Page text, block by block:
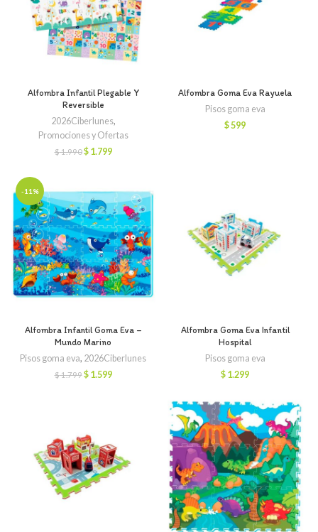
Alfombra Infantil Plegable Y
Reversible
2026Ciberlunes,
Promociones y Ofertas
$1.990El
$ 1.990.
$1.799El
$ 1.799.
Alfombra Goma Eva Rayuela
Pisos goma eva
$599
-11%
Alfombra Infantil Goma Eva –
Mundo Marino
Pisos goma eva, 2026Ciberlunes
$1.799El
$1.599El
Alfombra Goma Eva Infantil
Hospital
Pisos goma eva
$ 1.299